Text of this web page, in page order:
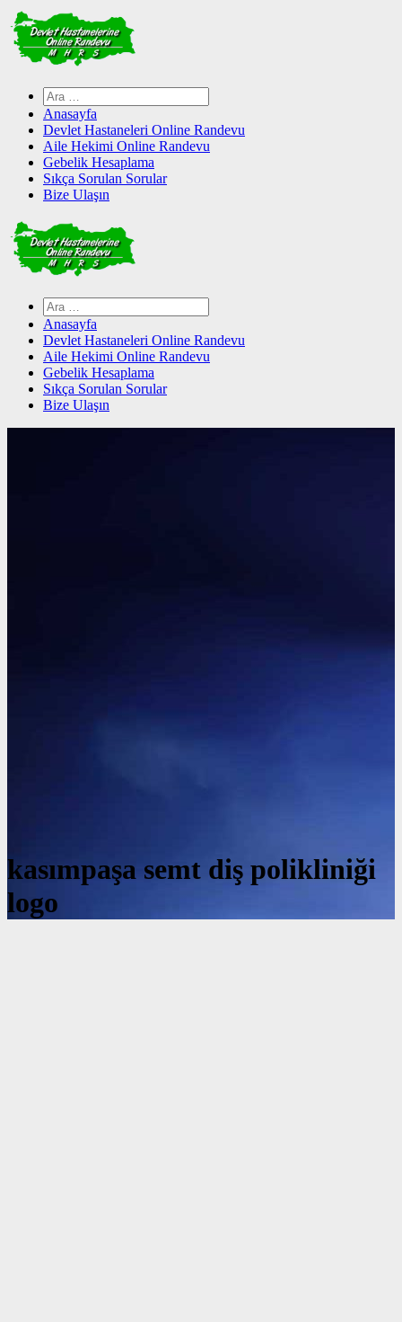
Skip
to
content
Arama:
Anasayfa
Devlet Hastaneleri Online Randevu
Aile Hekimi Online Randevu
Gebelik Hesaplama
Sıkça Sorulan Sorular
Bize Ulaşın
Arama:
Anasayfa
Devlet Hastaneleri Online Randevu
Aile Hekimi Online Randevu
Gebelik Hesaplama
Sıkça Sorulan Sorular
Bize Ulaşın
kasımpaşa semt diş polikliniği
logo